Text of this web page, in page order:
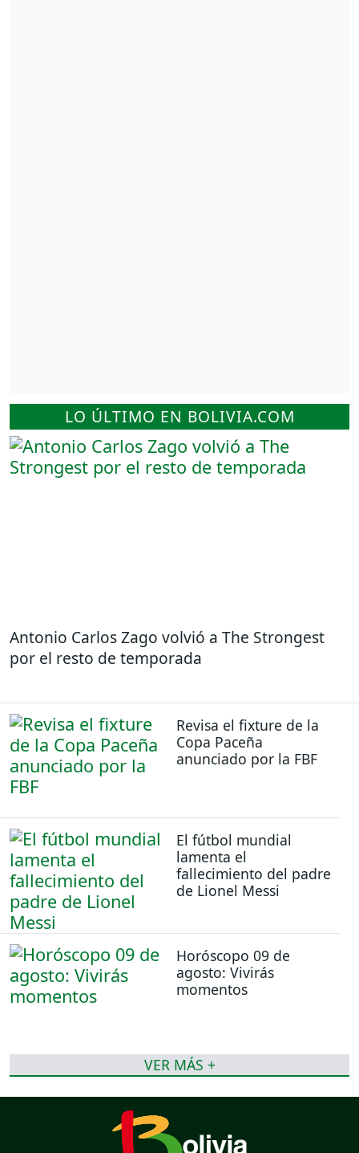
LO ÚLTIMO EN BOLIVIA.COM
Antonio Carlos Zago volvió a The Strongest
por el resto de temporada
Revisa el fixture de la
Copa Paceña
anunciado por la FBF
El fútbol mundial
lamenta el
fallecimiento del padre
de Lionel Messi
Horóscopo 09 de
agosto: Vivirás
momentos
VER MÁS +